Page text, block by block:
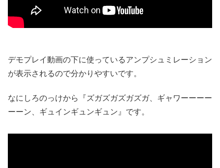
デモプレイ動画の下に使っているアンプシュミレーション
が表示されるので分かりやすいです。
なにしろのっけから『ズガズガズガズガ、ギャワーーーー
ーーン、ギュインギュンギュン』です。